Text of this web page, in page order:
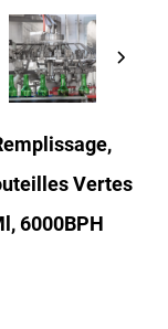
Vertes
6000BPH